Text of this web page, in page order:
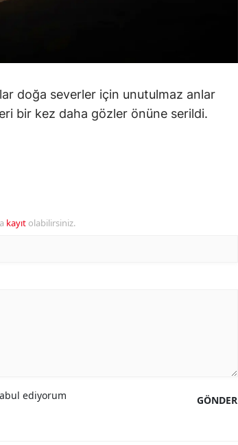
doğa severler için unutulmaz anlar
bir kez daha gözler önüne serildi.
kayıt olabilirsiniz.
GÖNDER
ediyorum